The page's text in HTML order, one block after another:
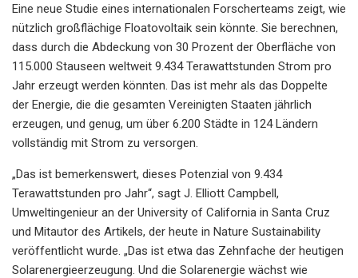
Eine neue Studie eines internationalen Forscherteams zeigt, wie
nützlich großflächige Floatovoltaik sein könnte. Sie berechnen,
dass durch die Abdeckung von 30 Prozent der Oberfläche von
115.000 Stauseen weltweit 9.434 Terawattstunden Strom pro
Jahr erzeugt werden könnten. Das ist mehr als das Doppelte
der Energie, die die gesamten Vereinigten Staaten jährlich
erzeugen, und genug, um über 6.200 Städte in 124 Ländern
vollständig mit Strom zu versorgen.
„Das ist bemerkenswert, dieses Potenzial von 9.434
Terawattstunden pro Jahr“, sagt J. Elliott Campbell,
Umweltingenieur an der University of California in Santa Cruz
und Mitautor des Artikels, der heute in Nature Sustainability
veröffentlicht wurde. „Das ist etwa das Zehnfache der heutigen
Solarenergieerzeugung. Und die Solarenergie wächst wie